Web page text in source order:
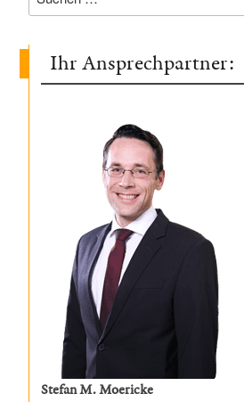
nach:
Ihr Ansprechpartner:
Stefan M. Moericke